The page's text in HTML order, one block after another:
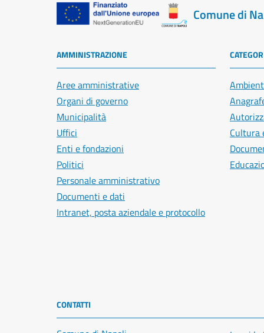
Comune di
AMMINISTRAZIONE
Aree amministrative
Organi di governo
Municipalità
Uffici
Enti e fondazioni
Politici
Personale amministrativo
Documenti e dati
Intranet, posta aziendale e protocollo
Cultura
CONTATTI